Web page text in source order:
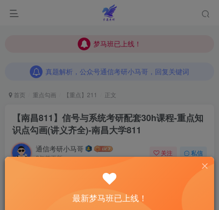
梦马班已上线！
梦马班已上线！
真题解析，公众号通信考研小马哥，回复关键词
真题解析，公众号通信考研小马哥，回复关键词
首页 重点勾画 【重点】211 正文
【南昌811】信号与系统考研配套30h课程-重点知
识点勾画(讲义齐全)-南昌大学811
通信考研小马哥
2年前更新
关注 私信
点击“蓝字”关注我们吧！
最新梦马班已上线！